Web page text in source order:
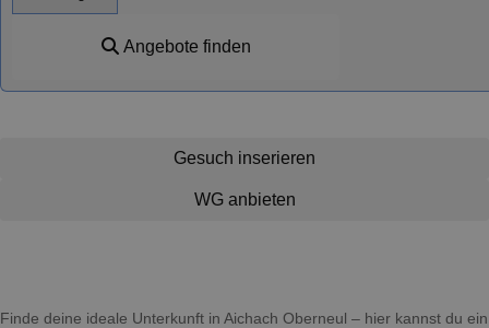
Angebote finden
Gesuch inserieren
WG anbieten
Finde deine ideale Unterkunft in Aichach Oberneul – hier kannst du ein